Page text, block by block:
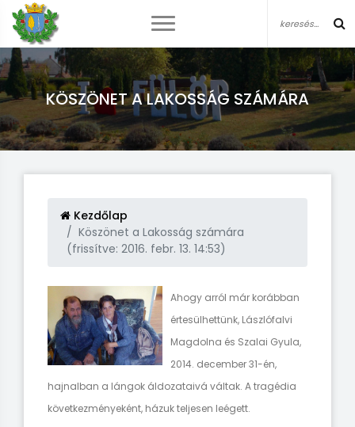
KÖSZÖNET A LAKOSSÁG SZÁMÁRA
Kezdőlap
Köszönet a Lakosság számára
(frissítve: 2016. febr. 13. 14:53)
Ahogy arról már korábban
értesülhettünk, Lászlófalvi
Magdolna és Szalai Gyula,
2014. december 31-én,
hajnalban a lángok áldozataivá váltak. A tragédia
következményeként, házuk teljesen leégett.